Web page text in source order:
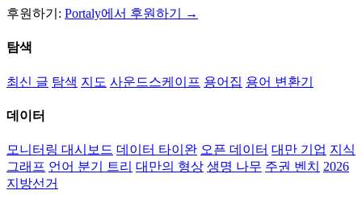
후원하기: Portaly에서 후원하기 →
탐색
최신 글 탐색 지도 사운드스케이프 용어집 용어 변환기
데이터
모니터링 대시보드 데이터 타이완 오픈 데이터 대만 기업 지식
그래프 언어 분기 트리 대만의 형상 생명 나무 주권 벤치
2026
지방선거